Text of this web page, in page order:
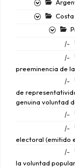
Costa
|-
|-
preeminencia de
|-
de
genuina voluntad
|-
|-
electoral (emitido
|-
la voluntad popular